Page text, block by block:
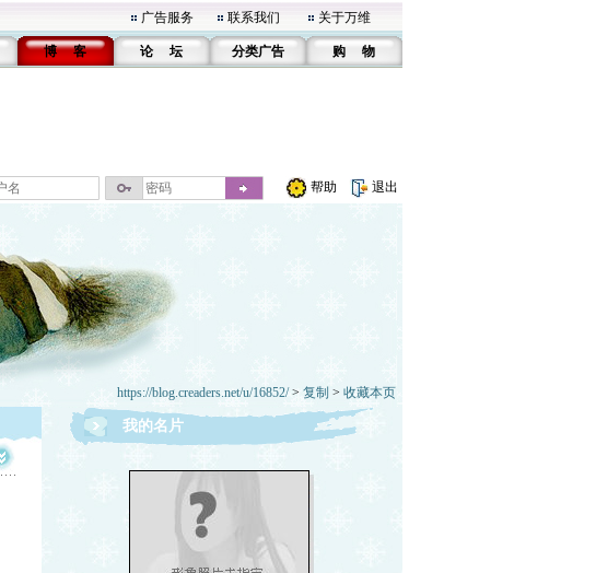
广告服务 联系我们 关于万维
博 客 论 坛 分类广告 购 物
帮助 退出
https://blog.creaders.net/u/16852/> 复制 > 收藏本页
我的名片